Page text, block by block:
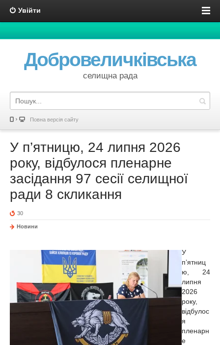
Увійти
Добровеличківська
селищна рада
Повна версія сайту
У п’ятницю, 24 липня 2026
року, відбулося пленарне
засідання 97 сесії селищної
ради 8 скликання
30
Новини
У
п’ятниц
ю, 24
липня
2026
року,
відбулос
я
пленарн
е